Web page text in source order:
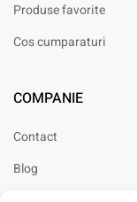
Produse favorite
Cos cumparaturi
COMPANIE
Contact
Blog